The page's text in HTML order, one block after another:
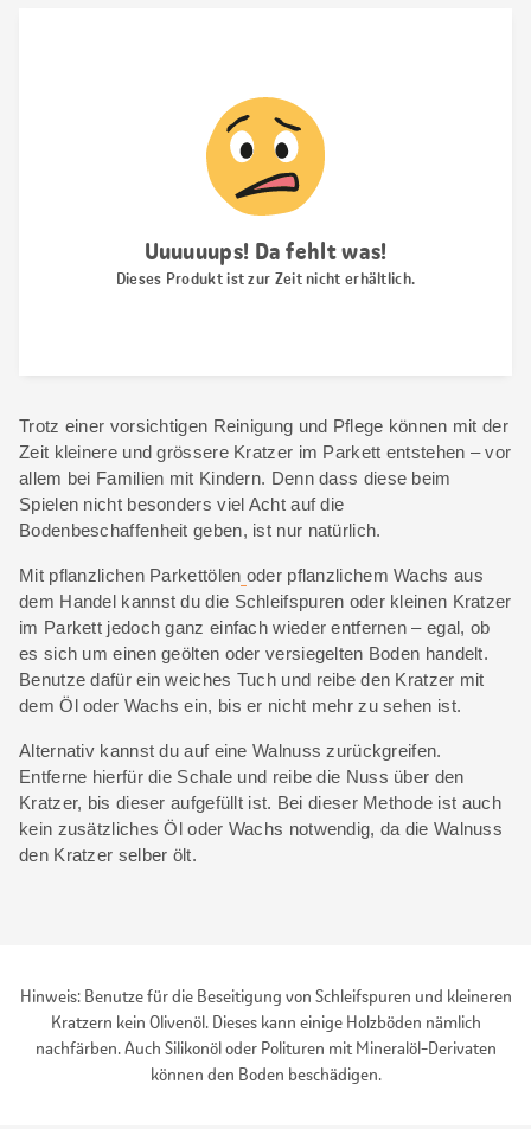
Trotz einer vorsichtigen Reinigung und Pflege können mit der
Zeit kleinere und grössere Kratzer im Parkett entstehen – vor
allem bei Familien mit Kindern. Denn dass diese beim
Spielen nicht besonders viel Acht auf die
Bodenbeschaffenheit geben, ist nur natürlich.
Mit pflanzlichen Parkettölen oder pflanzlichem Wachs aus
dem Handel kannst du die Schleifspuren oder kleinen Kratzer
im Parkett jedoch ganz einfach wieder entfernen – egal, ob
es sich um einen geölten oder versiegelten Boden handelt.
Benutze dafür ein weiches Tuch und reibe den Kratzer mit
dem Öl oder Wachs ein, bis er nicht mehr zu sehen ist.
Alternativ kannst du auf eine Walnuss zurückgreifen.
Entferne hierfür die Schale und reibe die Nuss über den
Kratzer, bis dieser aufgefüllt ist. Bei dieser Methode ist auch
kein zusätzliches Öl oder Wachs notwendig, da die Walnuss
den Kratzer selber ölt.
Hinweis: Benutze für die Beseitigung von Schleifspuren und kleineren
Kratzern kein Olivenöl. Dieses kann einige Holzböden nämlich
nachfärben. Auch Silikonöl oder Polituren mit Mineralöl-Derivaten
können den Boden beschädigen.